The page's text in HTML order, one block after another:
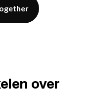
over